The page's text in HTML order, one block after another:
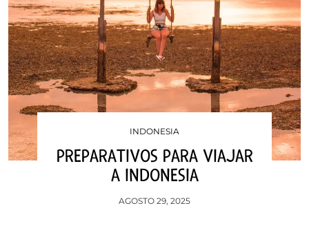
INDONESIA
PREPARATIVOS PARA VIAJAR
A INDONESIA
AGOSTO 29, 2025